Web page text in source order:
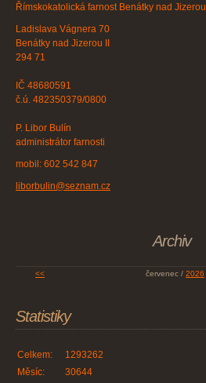
Římskokatolická farnost Benátky nad Jizerou
Ladislava Vágnera 70
Benátky nad Jizerou II
294 71
IČ 48680591
č.ú. 482350379/0800
P. Libor Bulín
administrátor farnosti
mobil: 602 542 847
liborbulin@seznam.cz
Archiv
<< červenec / 2026
Statistiky
Celkem:
1293262
Měsíc:
30644